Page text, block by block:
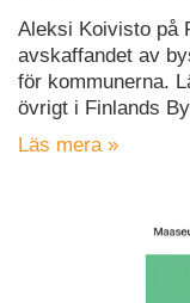
Aleksi Koivisto på
avskaffandet av
för kommunerna.
övrigt i Finlands
Läs mera »